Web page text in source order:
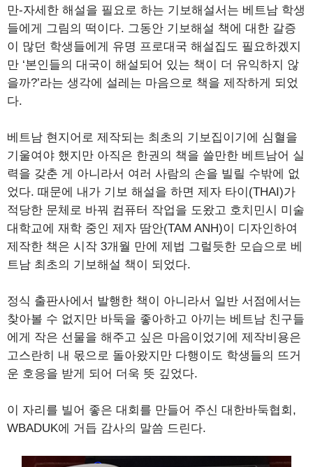
만-자세한 해설을 필요로 하는 기보해설서는 베트남 학생
들에게 그림의 떡이다. 그동안 기보해설 책에 대한 갈증
이 많던 학생들에게 유명 프로대국 해설집도 필요하겠지
만 ‘본인들의 대국이 해설되어 있는 책이 더 유익하지 않
을까?’라는 생각에 설레는 마음으로 책을 제작하게 되었
다.
베트남 현지어로 제작되는 최초의 기보집이기에 심혈을
기울여야 했지만 아직은 한권의 책을 쓸만한 베트남어 실
력을 갖춘 게 아니라서 여러 사람의 손을 빌릴 수밖에 없
었다. 때문에 내가 기보 해설을 하면 제자 타이(THAI)가
적당한 문체로 바꿔 컴퓨터 작업을 도왔고 호치민시 미술
대학교에 재학 중인 제자 땀안(TAM ANH)이 디자인하여
제작한 책은 시작 3개월 만에 제법 그럴듯한 모습으로 베
트남 최초의 기보해설 책이 되었다.
정식 출판사에서 발행한 책이 아니라서 일반 서점에서는
찾아볼 수 없지만 바둑을 좋아하고 아끼는 베트남 친구들
에게 작은 선물을 해주고 싶은 마음이었기에 제작비용은
고스란히 내 몫으로 돌아왔지만 다행이도 학생들의 뜨거
운 호응을 받게 되어 더욱 뜻 깊었다.
이 자리를 빌어 좋은 대회를 만들어 주신 대한바둑협회,
WBADUK에 거듭 감사의 말씀 드린다.